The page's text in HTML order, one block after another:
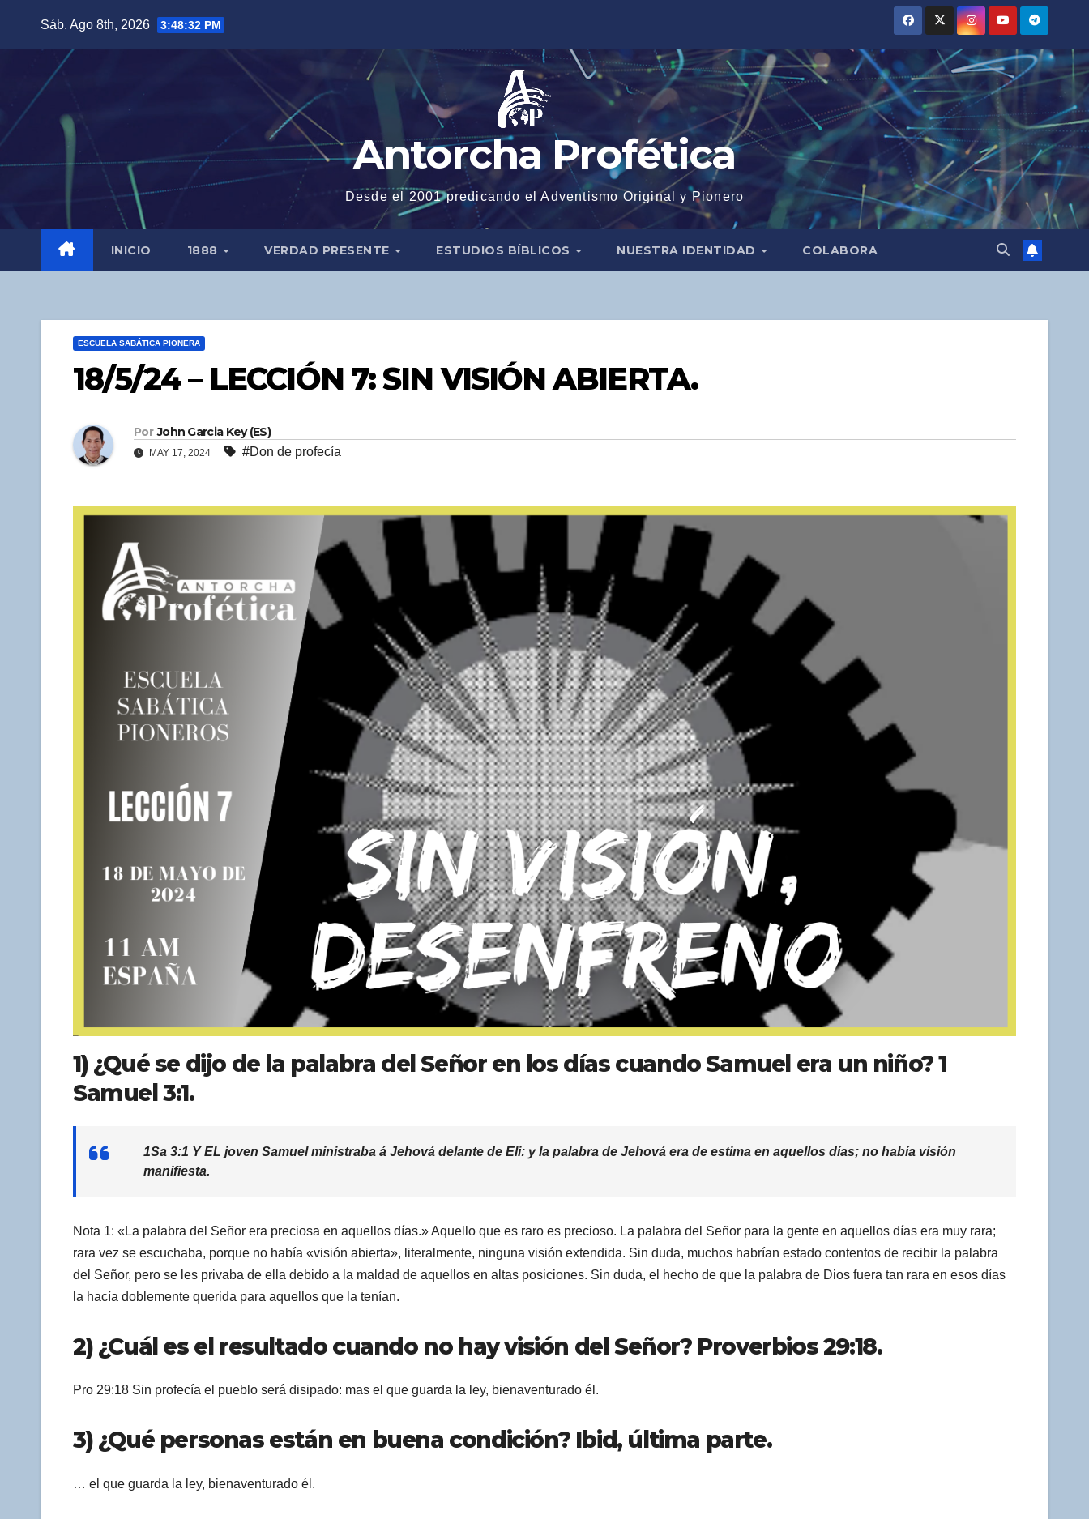
Sáb. Ago 8th, 2026 3:48:33 PM
Antorcha Profética
Desde el 2001 predicando el Adventismo Original y Pionero
INICIO 1888 VERDAD PRESENTE ESTUDIOS BÍBLICOS NUESTRA IDENTIDAD COLABORA
ESCUELA SABÁTICA PIONERA
18/5/24 – LECCIÓN 7: SIN VISIÓN ABIERTA.
Por John Garcia Key (ES)
MAY 17, 2024 #Don de profecía
1) ¿Qué se dijo de la palabra del Señor en los días cuando Samuel era un niño? 1
Samuel 3:1.
1Sa 3:1 Y EL joven Samuel ministraba á Jehová delante de Eli: y la palabra de Jehová era de estima en aquellos días; no había visión
manifiesta.
Nota 1: «La palabra del Señor era preciosa en aquellos días.» Aquello que es raro es precioso. La palabra del Señor para la gente en aquellos días era muy rara;
rara vez se escuchaba, porque no había «visión abierta», literalmente, ninguna visión extendida. Sin duda, muchos habrían estado contentos de recibir la palabra
del Señor, pero se les privaba de ella debido a la maldad de aquellos en altas posiciones. Sin duda, el hecho de que la palabra de Dios fuera tan rara en esos días
la hacía doblemente querida para aquellos que la tenían.
2) ¿Cuál es el resultado cuando no hay visión del Señor? Proverbios 29:18.
Pro 29:18 Sin profecía el pueblo será disipado: mas el que guarda la ley, bienaventurado él.
3) ¿Qué personas están en buena condición? Ibid, última parte.
… el que guarda la ley, bienaventurado él.